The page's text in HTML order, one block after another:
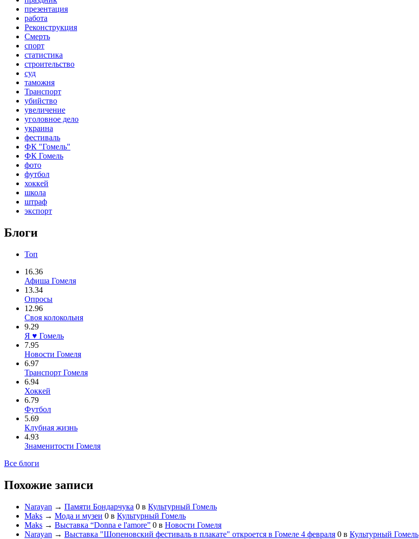
презентация
работа
Реконструкция
Смерть
спорт
статистика
строительство
суд
таможня
Транспорт
убийство
увеличение
уголовное дело
украина
фестиваль
ФК "Гомель"
ФК Гомель
фото
футбол
хоккей
школа
штраф
экспорт
Блоги
Топ
16.36
Афиша Гомеля
13.34
Опросы
12.96
Своя колокольня
9.29
Я ♥ Гомель
7.95
Новости Гомеля
6.97
Транспорт Гомеля
6.94
Хоккей
6.79
Футбол
5.69
Клубная жизнь
4.93
Знаменитости Гомеля
Все блоги
Похожие записи
Narayan → Памяти Бондарчука 0 в Культурный Гомель
Maks → Мода и музеи 0 в Культурный Гомель
Maks → Выставка “Donna e l'amore” 0 в Новости Гомеля
Narayan → Выставка "Шопеновский фестиваль в плакате" откроется в Гомеле 4 февраля 0 в Культурный Гомель